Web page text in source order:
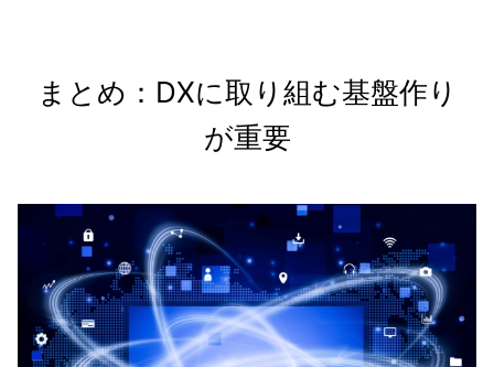
まとめ：DXに取り組む基盤作り
が重要